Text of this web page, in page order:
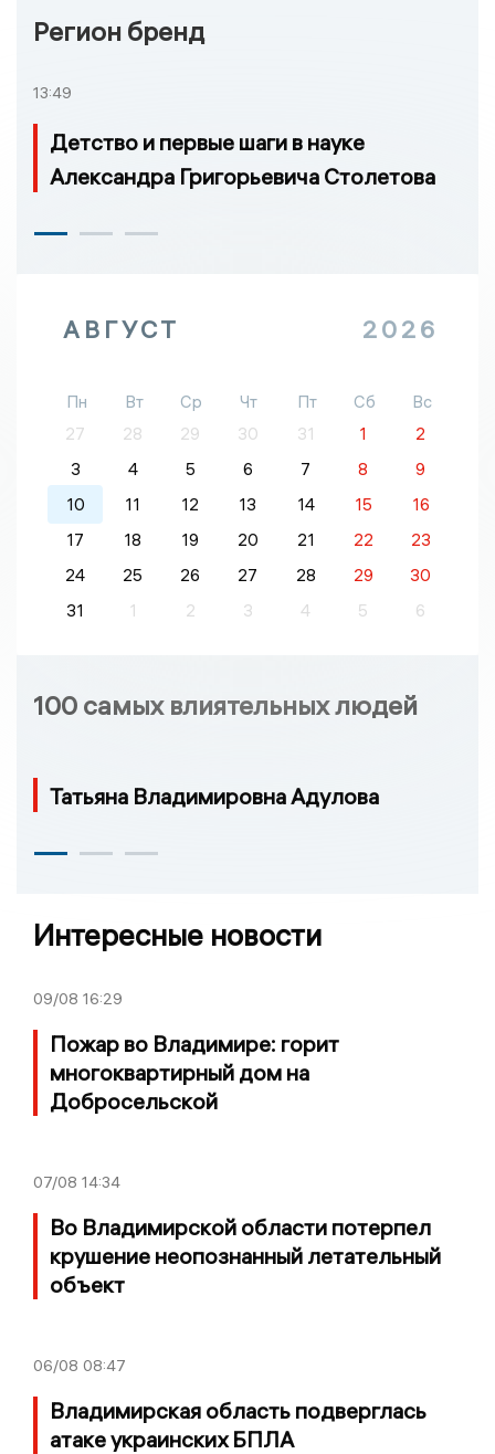
Регион бренд
13:49
Детство и первые шаги в науке
Александра Григорьевича Столетова
АВГУСТ 2026
Пн Вт Ср Чт Пт Сб
Вс
27
28 29 30 31 1
2
3
4 5 6 7 8
9
10
11 12 13 14 15
16
17
18 19 20 21 22
23
24
25 26 27 28 29
30
31
1 2 3 4 5 6
100 самых влиятельных людей
Татьяна Владимировна Адулова
Интересные новости
09/08 16:29
Пожар во Владимире: горит
многоквартирный дом на
Добросельской
07/08 14:34
Во Владимирской области потерпел
крушение неопознанный летательный
объект
06/08 08:47
Владимирская область подверглась
атаке украинских БПЛА